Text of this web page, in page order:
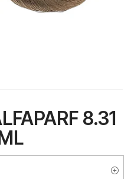
8.31